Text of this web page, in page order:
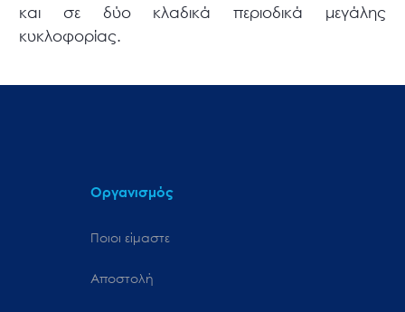
και σε δύο κλαδικά περιοδικά μεγάλης
κυκλοφορίας.
Οργανισμός
Ποιοι είμαστε
Αποστολή